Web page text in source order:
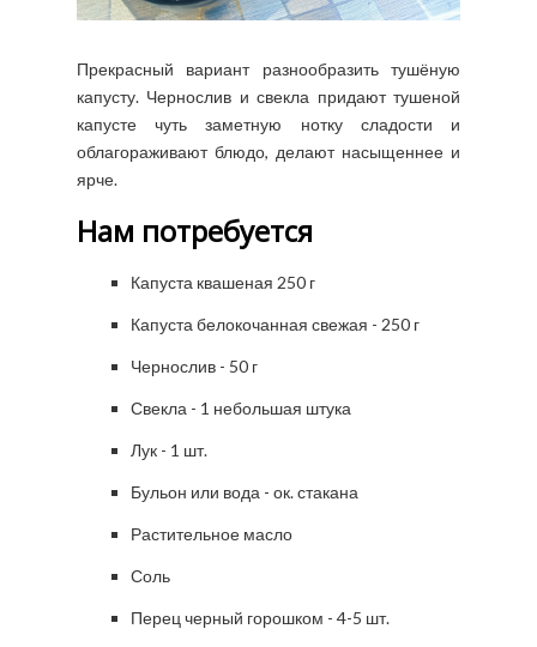
Прекрасный вариант разнообразить тушёную
капусту. Чернослив и свекла придают тушеной
капусте чуть заметную нотку сладости и
облагораживают блюдо, делают насыщеннее и
ярче.
Нам потребуется
Капуста квашеная 250 г
Капуста белокочанная свежая - 250 г
Чернослив - 50 г
Свекла - 1 небольшая штука
Лук - 1 шт.
Бульон или вода - ок. стакана
Растительное масло
Соль
Перец черный горошком - 4-5 шт.